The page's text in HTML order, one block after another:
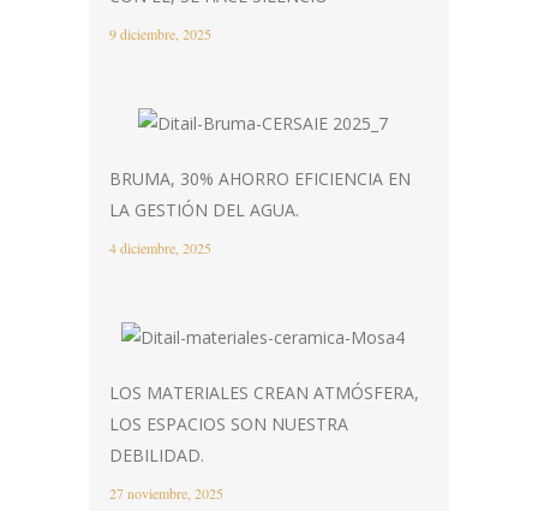
9 diciembre, 2025
BRUMA, 30% AHORRO EFICIENCIA EN
LA GESTIÓN DEL AGUA.
4 diciembre, 2025
LOS MATERIALES CREAN ATMÓSFERA,
LOS ESPACIOS SON NUESTRA
DEBILIDAD.
27 noviembre, 2025